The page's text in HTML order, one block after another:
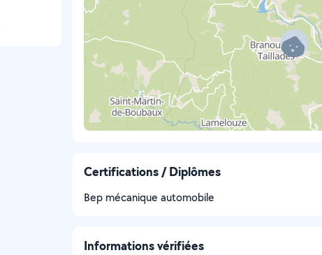
Certifications / Diplômes
Bep mécanique automobile
Informations vérifiées